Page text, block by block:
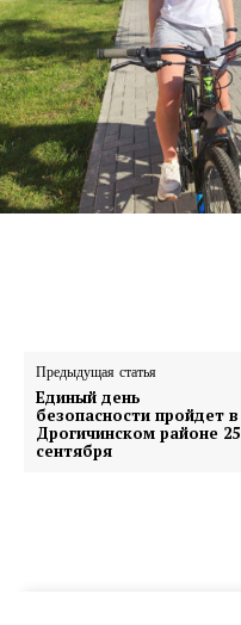
Предыдущая статья
Единый день
безопасности пройдет в
Дрогичинском районе 25
сентября